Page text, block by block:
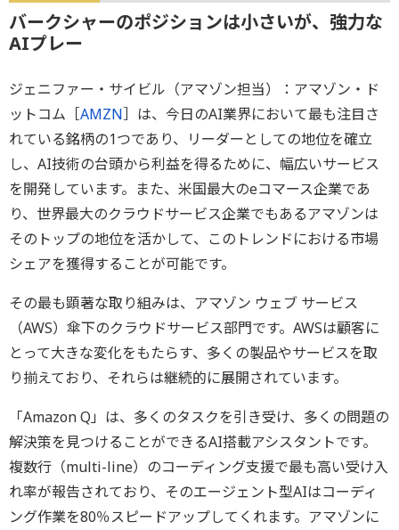
バークシャーのポジションは小さいが、強力な
AIプレー
ジェニファー・サイビル（アマゾン担当）：アマゾン・ド
ットコム［AMZN］は、今日のAI業界において最も注目さ
れている銘柄の1つであり、リーダーとしての地位を確立
し、AI技術の台頭から利益を得るために、幅広いサービス
を開発しています。また、米国最大のeコマース企業であ
り、世界最大のクラウドサービス企業でもあるアマゾンは
そのトップの地位を活かして、このトレンドにおける市場
シェアを獲得することが可能です。
その最も顕著な取り組みは、アマゾン ウェブ サービス
（AWS）傘下のクラウドサービス部門です。AWSは顧客に
とって大きな変化をもたらす、多くの製品やサービスを取
り揃えており、それらは継続的に展開されています。
「Amazon Q」は、多くのタスクを引き受け、多くの問題の
解決策を見つけることができるAI搭載アシスタントです。
複数行（multi-line）のコーディング支援で最も高い受け入
れ率が報告されており、そのエージェント型AIはコーディ
ング作業を80％スピードアップしてくれます。アマゾンに